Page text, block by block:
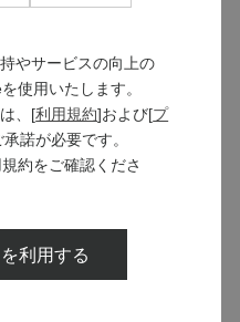
ます
やサービスの向上の
使用いたします。
、[利用規約]および[プ
諾が必要です。
約をご確認くださ
利用する